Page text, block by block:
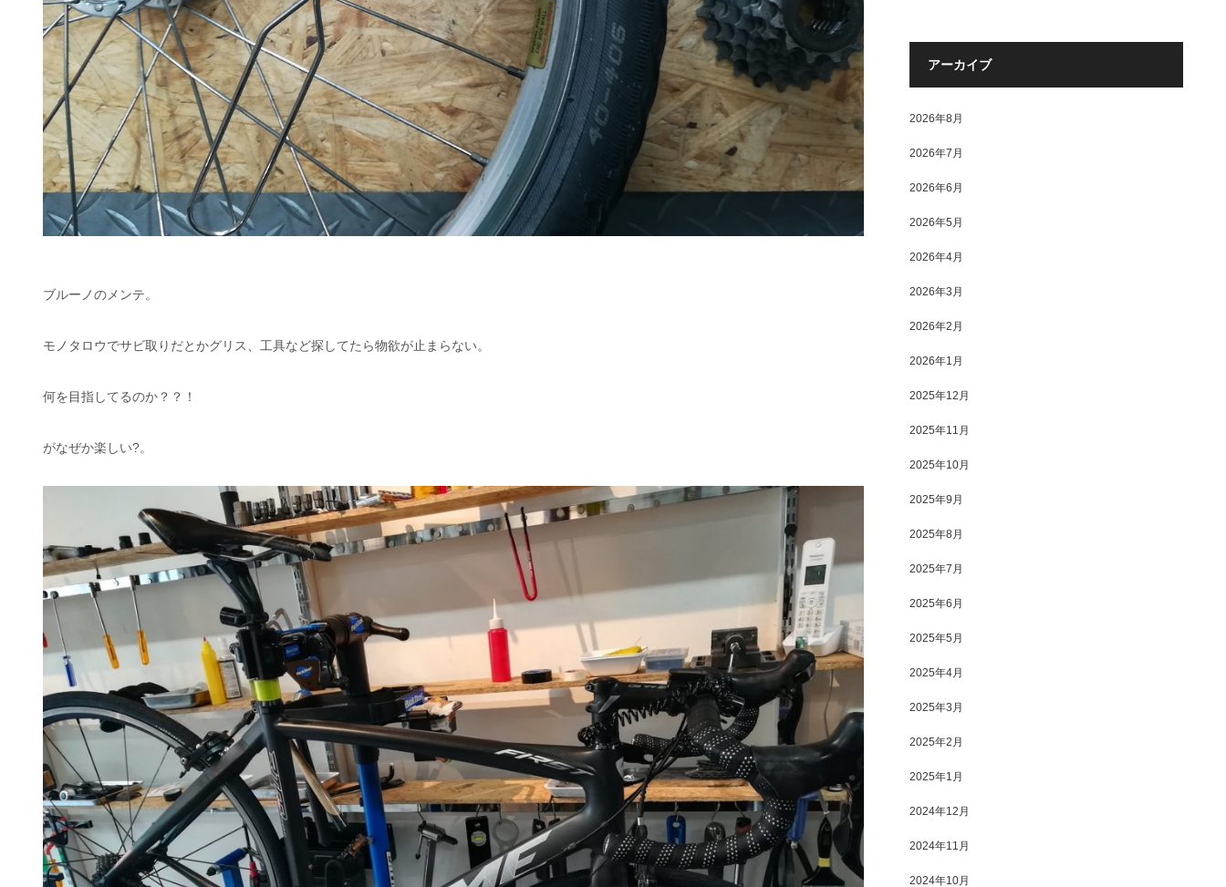
ブルーノのメンテ。
モノタロウでサビ取りだとかグリス、工具など探してたら物欲が止まらない。
何を目指してるのか？？！
がなぜか楽しい?。
アーカイブ
2026年8月
2026年7月
2026年6月
2026年5月
2026年4月
2026年3月
2026年2月
2026年1月
2025年12月
2025年11月
2025年10月
2025年9月
2025年8月
2025年7月
2025年6月
2025年5月
2025年4月
2025年3月
2025年2月
2025年1月
2024年12月
2024年11月
2024年10月